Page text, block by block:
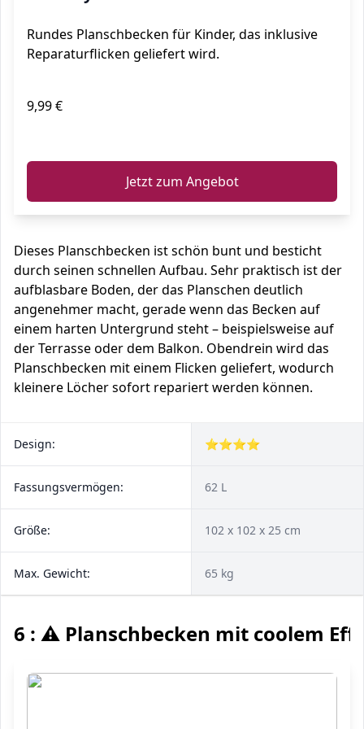
Rundes Planschbecken für Kinder, das inklusive
Reparaturflicken geliefert wird.
9,99 €
Jetzt zum Angebot
Dieses Planschbecken ist schön bunt und besticht
durch seinen schnellen Aufbau. Sehr praktisch ist der
aufblasbare Boden, der das Planschen deutlich
angenehmer macht, gerade wenn das Becken auf
einem harten Untergrund steht – beispielsweise auf
der Terrasse oder dem Balkon. Obendrein wird das
Planschbecken mit einem Flicken geliefert, wodurch
kleinere Löcher sofort repariert werden können.
Design: ⭐⭐⭐⭐
Fassungsvermögen: 62 L
Größe: 102 x 102 x 25 cm
Max. Gewicht: 65 kg
6 : ⚠️ Planschbecken mit coolem